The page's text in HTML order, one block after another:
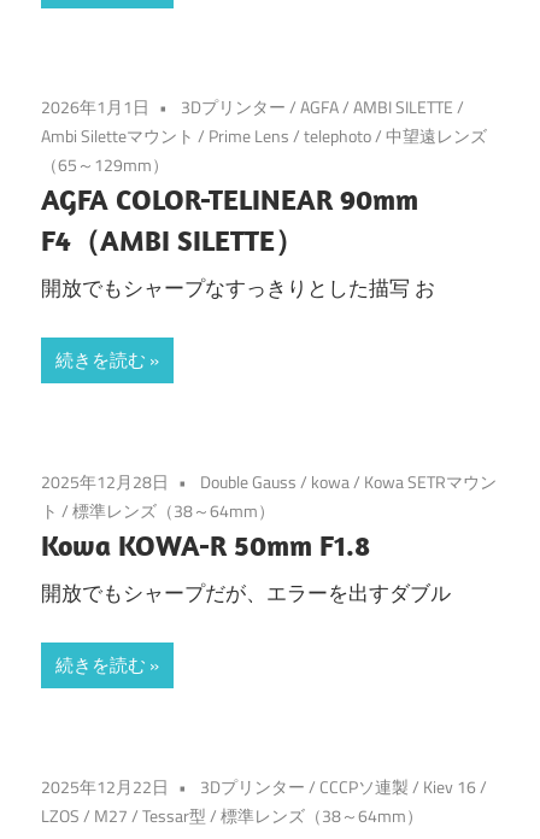
2026年1月1日 3Dプリンター/AGFA/AMBI SILETTE/
Ambi Siletteマウント / Prime Lens/telephoto/中望遠レンズ
（65～129mm）
AGFA COLOR-TELINEAR 90mm
F4（AMBI SILETTE）
開放でもシャープなすっきりとした描写 お
続きを読む
2025年12月28日 Double Gauss/ kowa/ Kowa SETRマウン
ト /標準レンズ（38～64mm）
Kowa KOWA-R 50mm F1.8
開放でもシャープだが、エラーを出すダブル
続きを読む
2025年12月22日 3Dプリンター/ CCCPソ連製/ Kiev 16/
LZOS/ M27/Tessar型/標準レンズ（38～64mm）